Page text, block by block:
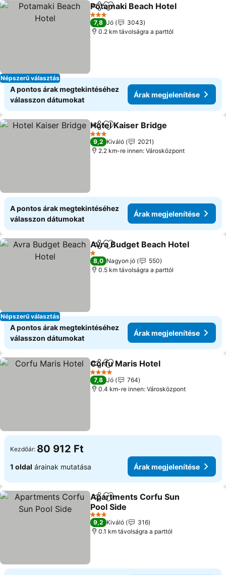
Népszerű választás
MegosztásHozzáadás a kedvencekhez
Potamaki Beach Hotel
3 Kategória
7,8 Jó
3043
0.2 km távolságra a parttól
A pontos árak megtekintéséhez
válasszon dátumokat
Árak megjelenítése
Megosztás
Hozzáadás a kedvencekhez
Hotel Kaiser Bridge
3 Kategória
9,2 Kiváló
2021
2.2 km-re innen: Városközpont
A pontos árak megtekintéséhez
válasszon dátumokat
Árak megjelenítése
Népszerű választás
Megosztás
Hozzáadás a kedvencekhez
Avra Budget Beach Hotel
1 Kategória
8,0 Nagyon jó
550
0.5 km távolságra a parttól
A pontos árak megtekintéséhez
válasszon dátumokat
Árak megjelenítése
Megosztás
Hozzáadás a kedvencekhez
Corfu Maris Hotel
4 Kategória
7,8 Jó
764
0.4 km-re innen: Városközpont
Kezdőár: 80 912 Ft
1 oldal árainak mutatása Árak megjelenítése
Megosztás
Hozzáadás a kedvencekhez
Apartments Corfu Sun
Pool Side
Árak megjelenítése
3 Kategória
9,2 Kiváló
316
0.1 km távolságra a parttól